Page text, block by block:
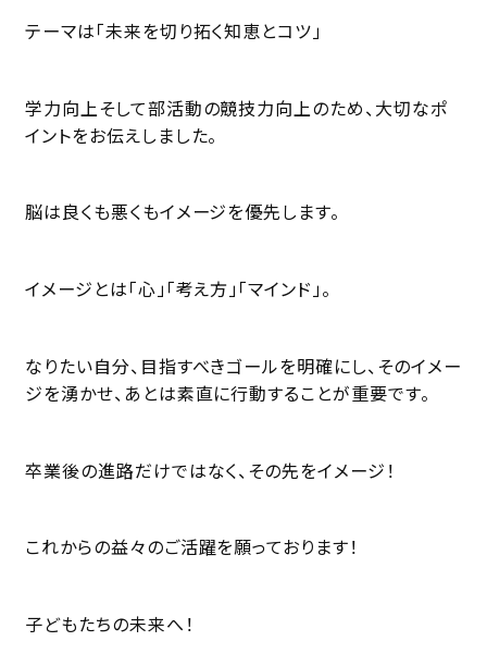
テーマは「未来を切り拓く知恵とコツ」
学力向上そして部活動の競技力向上のため、大切なポ
イントをお伝えしました。
脳は良くも悪くもイメージを優先します。
イメージとは「心」「考え方」「マインド」。
なりたい自分、目指すべきゴールを明確にし、そのイメー
ジを湧かせ、あとは素直に行動することが重要です。
卒業後の進路だけではなく、その先をイメージ！
これからの益々のご活躍を願っております！
子どもたちの未来へ！